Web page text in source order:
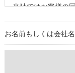
当社ではお客様の
取得した個人情報
お名前もしくは会社名